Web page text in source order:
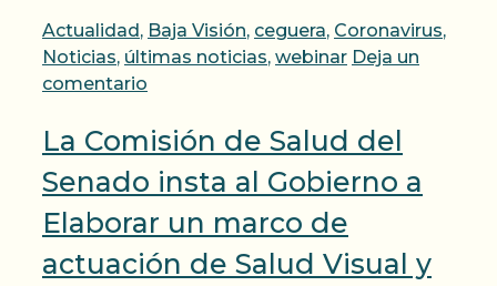
Categorías
Actualidad, Baja Visión, ceguera, Coronavirus,
Noticias, últimas noticias, webinar Deja un
comentario
La Comisión de Salud del
Senado insta al Gobierno a
Elaborar un marco de
actuación de Salud Visual y